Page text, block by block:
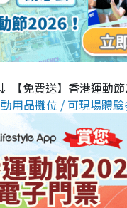
↓ 【免費送】香港運動
用品攤位 / 可現場體